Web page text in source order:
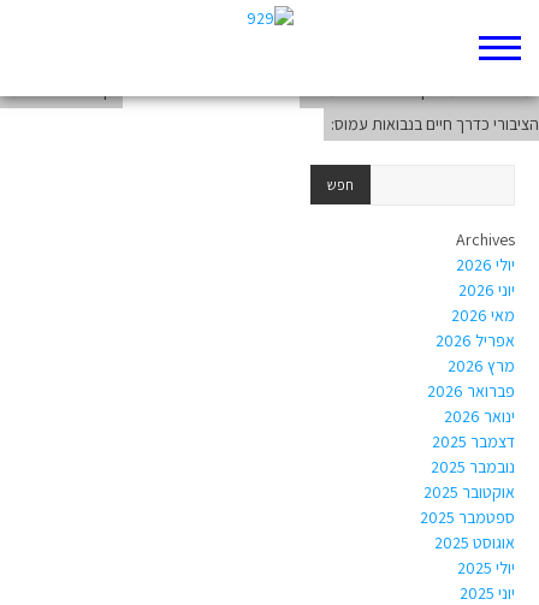
הציבורי כדרך חיים בנבואות עמוס:
Archives
יולי 2026
יוני 2026
מאי 2026
אפריל 2026
מרץ 2026
פברואר 2026
ינואר 2026
דצמבר 2025
נובמבר 2025
אוקטובר 2025
ספטמבר 2025
אוגוסט 2025
יולי 2025
יוני 2025